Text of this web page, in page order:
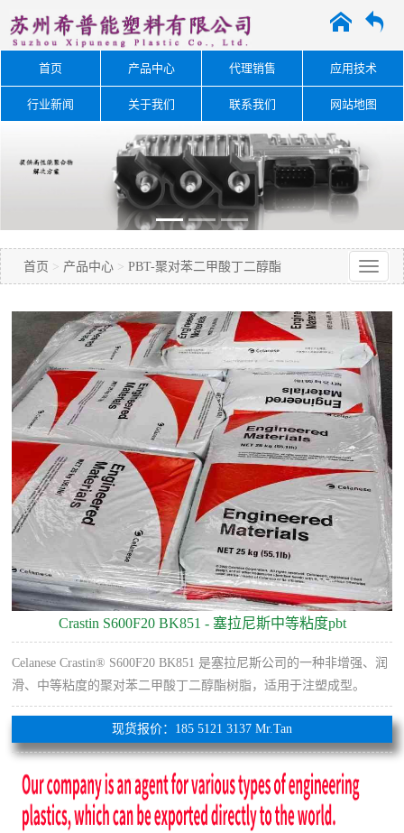
A O
首页 产品中心 代理销售 应用技术
行业新闻 关于我们 联系我们 网站地图
首页 > 产品中心 > PBT-聚对苯二甲酸丁二醇酯
Crastin S600F20 BK851 - 塞拉尼斯中等粘度pbt
Celanese Crastin® S600F20 BK851 是塞拉尼斯公司的一种非增强、润
滑、中等粘度的聚对苯二甲酸丁二醇酯树脂，适用于注塑成型。
现货报价：185 5121 3137 Mr.Tan